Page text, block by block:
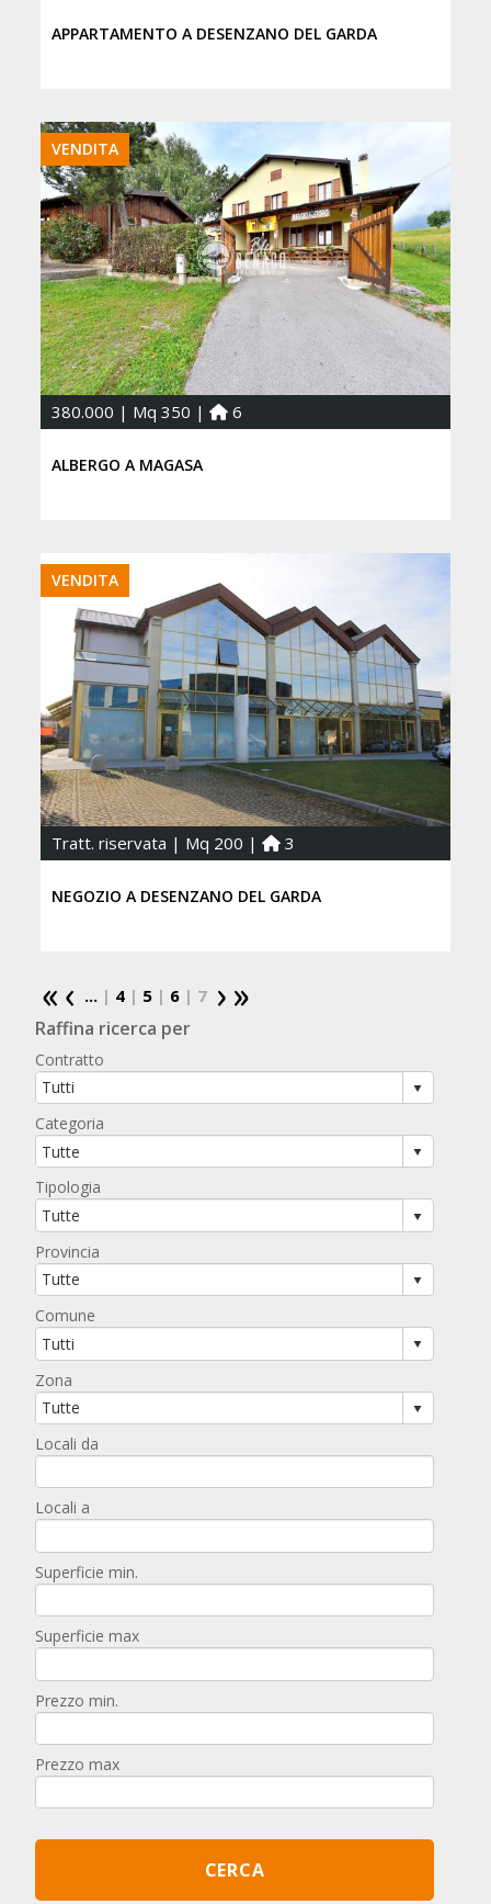
APPARTAMENTO A DESENZANO DEL GARDA
VENDITA
380.000 | Mq 350 | 6
ALBERGO A MAGASA
VENDITA
Tratt. riservata | Mq 200 | 3
NEGOZIO A DESENZANO DEL GARDA
... | 4 | 5 | 6 | 7
Raffina ricerca per
Contratto
Categoria
Tipologia
Provincia
Comune
Zona
Locali da
Locali a
Superficie min.
Superficie max
Prezzo min.
Prezzo max